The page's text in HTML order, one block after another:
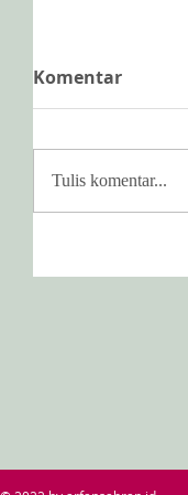
Komentar
Tulis komentar...